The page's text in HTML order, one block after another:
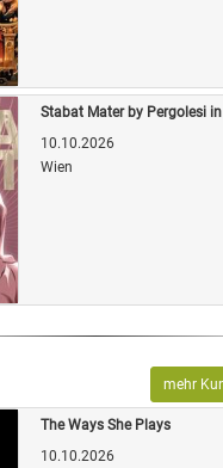
Stabat Mater by Pergolesi
10.10.2026
Wien
mehr
The Ways She Plays
10.10.2026